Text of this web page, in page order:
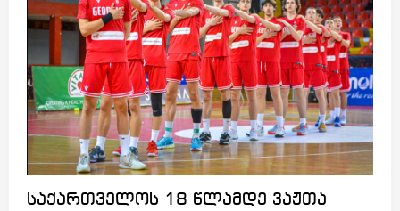
საქართველოს 18 წლამდე ვაჟთა